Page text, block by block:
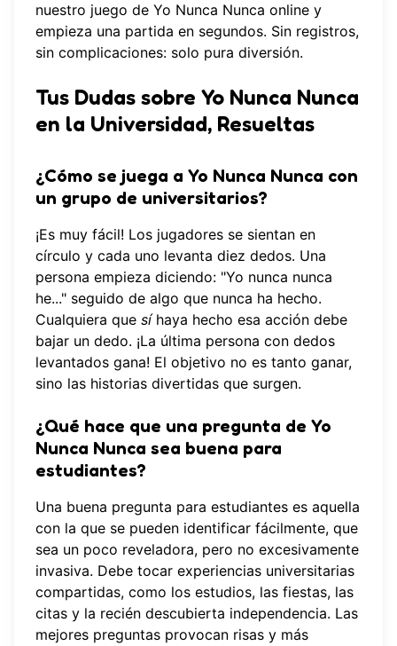
nuestro juego de Yo Nunca Nunca online y
empieza una partida en segundos. Sin registros,
sin complicaciones: solo pura diversión.
Tus Dudas sobre Yo Nunca Nunca
en la Universidad, Resueltas
¿Cómo se juega a Yo Nunca Nunca con
un grupo de universitarios?
¡Es muy fácil! Los jugadores se sientan en
círculo y cada uno levanta diez dedos. Una
persona empieza diciendo: "Yo nunca nunca
he..." seguido de algo que nunca ha hecho.
Cualquiera que síhaya hecho esa acción debe
bajar un dedo. ¡La última persona con dedos
levantados gana! El objetivo no es tanto ganar,
sino las historias divertidas que surgen.
¿Qué hace que una pregunta de Yo
Nunca Nunca sea buena para
estudiantes?
Una buena pregunta para estudiantes es aquella
con la que se pueden identificar fácilmente, que
sea un poco reveladora, pero no excesivamente
invasiva. Debe tocar experiencias universitarias
compartidas, como los estudios, las fiestas, las
citas y la recién descubierta independencia. Las
mejores preguntas provocan risas y más